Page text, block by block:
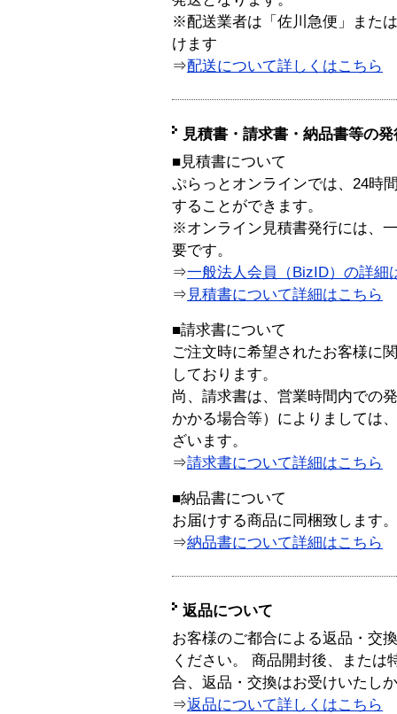
※配送業者は「佐川急便」また
けます
⇒配送について詳しくはこちら
見積書・請求書・納品書等の
■見積書について
ぷらっとオンラインでは、24時
することができます。
※オンライン見積書発行には、
要です。
⇒一般法人会員（BizID）の詳細
⇒ 見積書について詳細はこちら
■請求書について
ご注文時に希望されたお客様に
しております。
尚、請求書は、営業時間内での
かかる場合等）によりましては
ざいます。
⇒請求書について詳細はこちら
■納品書について
お届けする商品に同梱致します。
⇒納品書について詳細はこちら
返品について
お客様のご都合による返品・交
ください。 商品開封後、または
合、返品・交換はお受けいたし
⇒返品について詳しくはこちら